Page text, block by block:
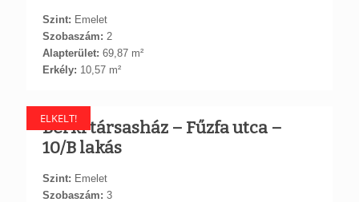
Szint: Emelet
Szobaszám: 2
Alapterület: 69,87 m²
Erkély: 10,57 m²
ELKELT!
Berki társasház – Fűzfa utca –
10/B lakás
Szint: Emelet
Szobaszám: 3